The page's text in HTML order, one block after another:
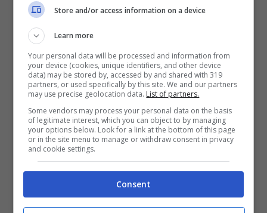
gennaio al 31 marzo, mentre dal primo
aprile consente l’aggiornamento sia dei
dati reddituali che dei patrimoni. L’ISEE
corrente dura però di meno di quello
ordinario. In pratica, per il diritto
all’Assegno di Inclusione, una volta
ottenuto l’ISEE corrente questo sostituisce
come validità l’ISEE ordinario. Quest’ultimo
torna ad essere valido nel momento in cui
scade l’ISEE corrente. Perché la versione
Store and/or access information on a device
Learn more
Your personal data will be processed and information from
your device (cookies, unique identifiers, and other device
data) may be stored by, accessed by and shared with 319
partners, or used specifically by this site. We and our partners
may use precise geolocation data. List of partners.
Some vendors may process your personal data on the basis
of legitimate interest, which you can object to by managing
your options below. Look for a link at the bottom of this page
or in the site menu to manage or withdraw consent in privacy
and cookie settings.
Consent